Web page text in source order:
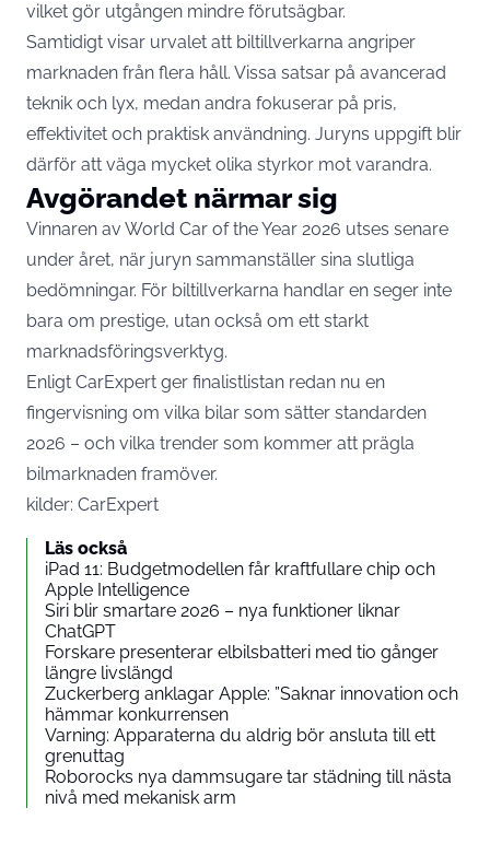
vilket gör utgången mindre förutsägbar.
Samtidigt visar urvalet att biltillverkarna angriper
marknaden från flera håll. Vissa satsar på avancerad
teknik och lyx, medan andra fokuserar på pris,
effektivitet och praktisk användning. Juryns uppgift blir
därför att väga mycket olika styrkor mot varandra.
Avgörandet närmar sig
Vinnaren av World Car of the Year 2026 utses senare
under året, när juryn sammanställer sina slutliga
bedömningar. För biltillverkarna handlar en seger inte
bara om prestige, utan också om ett starkt
marknadsföringsverktyg.
Enligt CarExpert ger finalistlistan redan nu en
fingervisning om vilka bilar som sätter standarden
2026 – och vilka trender som kommer att prägla
bilmarknaden framöver.
kilder: CarExpert
Läs också
iPad 11: Budgetmodellen får kraftfullare chip och
Apple Intelligence
Siri blir smartare 2026 – nya funktioner liknar
ChatGPT
Forskare presenterar elbilsbatteri med tio gånger
längre livslängd
Zuckerberg anklagar Apple: ”Saknar innovation och
hämmar konkurrensen
Varning: Apparaterna du aldrig bör ansluta till ett
grenuttag
Roborocks nya dammsugare tar städning till nästa
nivå med mekanisk arm